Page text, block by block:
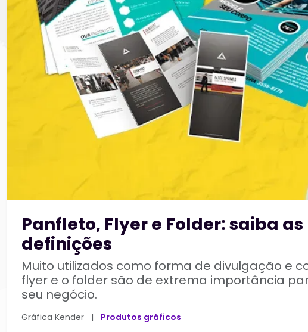
Panfleto, Flyer e Folder: saiba
definições
Muito utilizados como forma de divulgação e
flyer e o folder são de extrema importância
seu negócio.
Gráfica Kender | Produtos gráficos